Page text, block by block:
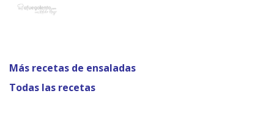
Más recetas de ensaladas
Todas las recetas